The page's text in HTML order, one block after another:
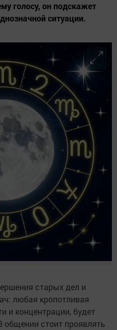
голосу, он подскажет
ситуации.
старых дел и
любая кропотливая
и концентрации, будет
общении стоит проявлять